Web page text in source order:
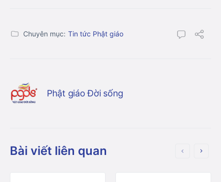
Chuyên mục: Tin tức Phật giáo
Phật giáo Đời sống
Bài viết liên quan